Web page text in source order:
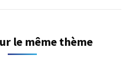
le même thème